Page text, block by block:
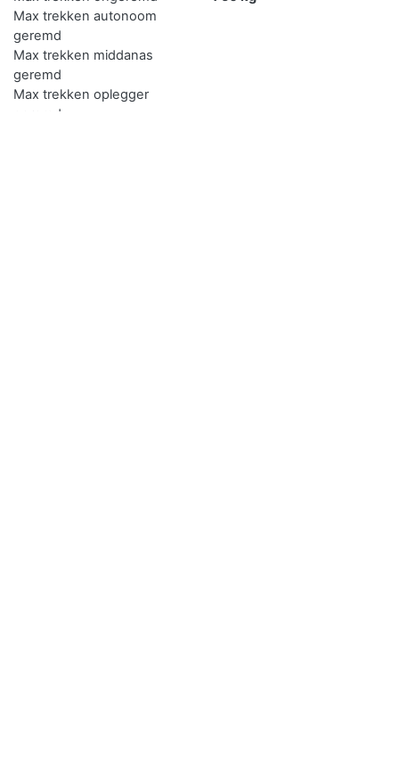
Max trekken autonoom
geremd
Max trekken middanas
geremd
Max trekken oplegger
geremd